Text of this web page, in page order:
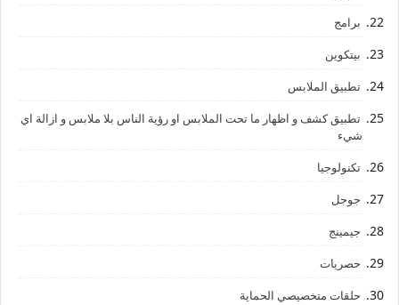
برامج
بيتكوين
تطبيق الملابس
تطبيق كشف و اظهار ما تحت الملابس او رؤية الناس بلا ملابس و ازالة اي
شيء
تكنولوجيا
جوجل
جيمينج
حصريات
حلقات متخصيصي الحماية